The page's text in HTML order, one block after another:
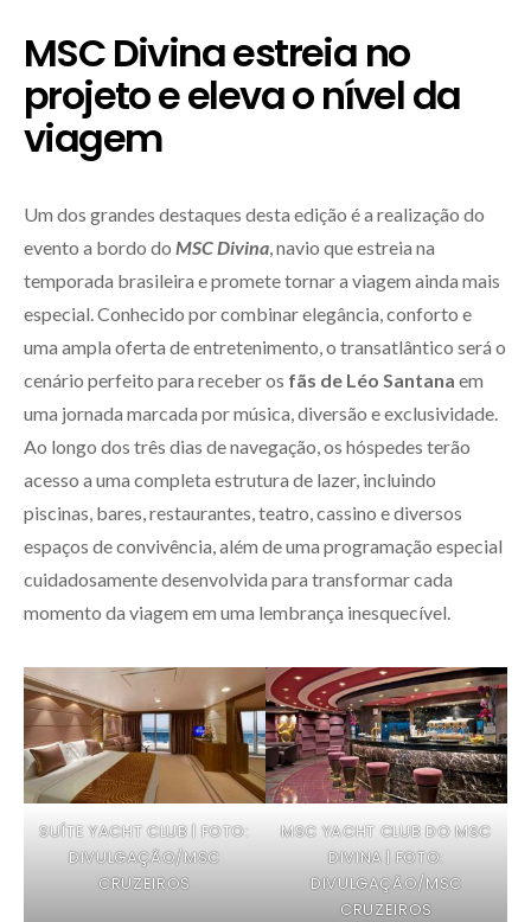
MSC Divina estreia no
projeto e eleva o nível da
viagem
Um dos grandes destaques desta edição é a realização do
evento a bordo do MSC Divina, navio que estreia na
temporada brasileira e promete tornar a viagem ainda mais
especial. Conhecido por combinar elegância, conforto e
uma ampla oferta de entretenimento, o transatlântico será o
cenário perfeito para receber os fãs de Léo Santana em
uma jornada marcada por música, diversão e exclusividade.
Ao longo dos três dias de navegação, os hóspedes terão
acesso a uma completa estrutura de lazer, incluindo
piscinas, bares, restaurantes, teatro, cassino e diversos
espaços de convivência, além de uma programação especial
cuidadosamente desenvolvida para transformar cada
momento da viagem em uma lembrança inesquecível.
SUÍTE YACHT CLUB | FOTO:
DIVULGAÇÃO/MSC
CRUZEIROS
MSC YACHT CLUB DO MSC
DIVINA | FOTO:
DIVULGAÇÃO/MSC
CRUZEIROS